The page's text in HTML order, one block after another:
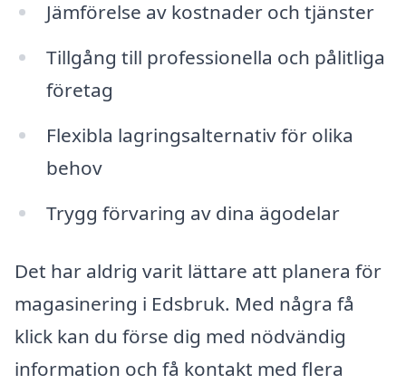
Jämförelse av kostnader och tjänster
Tillgång till professionella och pålitliga
företag
Flexibla lagringsalternativ för olika
behov
Trygg förvaring av dina ägodelar
Det har aldrig varit lättare att planera för
magasinering i Edsbruk. Med några få
klick kan du förse dig med nödvändig
information och få kontakt med flera